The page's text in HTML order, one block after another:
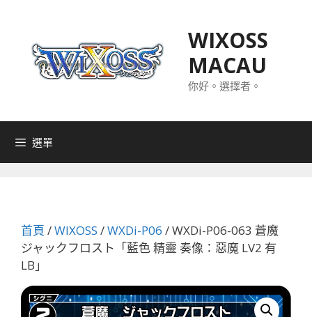
WIXOSS
MACAU
你好。選擇者。
選單
首頁 /WIXOSS /WXDi-P06 / WXDi-P06-063 蒼魔
ジャックフロスト「藍色 精靈 奏像：惡魔 LV2 有
LB」